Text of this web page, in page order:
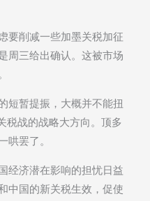
要削减一些加墨关税加征
周三给出确认。这被市场
短暂提振，大概并不能扭
税战的战略大方向。顶多
哄罢了。
经济潜在影响的担忧日益
中国的新关税生效，促使